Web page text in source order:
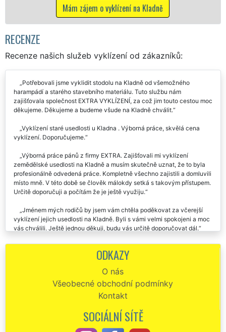
zájem o vyklízení na Kladně
RECENZE
Recenze našich služeb vyklízení od zákazníků:
Potřebovali jsme vyklidit stodolu na Kladně od všemožného
harampádí a starého stavebního materiálu. Tuto službu nám
zajišťovala společnost EXTRA VYKLÍZENÍ, za což jim touto cestou moc
děkujeme. Děkujeme a budeme všude na Kladně chválit.
Vyklízení staré usedlosti u Kladna . Výborná práce, skvělá cena
vyklízení. Doporučujeme.
Výborná práce pánů z firmy EXTRA. Zajišťovali mi vyklízení
zemědělské usedlosti na Kladně a musím skutečně uznat, že to byla
profesionálně odvedená práce. Kompletně všechno zajistili a domluvili
místo mně. V této době se člověk málokdy setká s takovým přístupem.
Určitě doporučuji a počítám že je ještě využiju.
Jménem mých rodičů by jsem vám chtěla poděkovat za včerejší
vyklízení jejich usedlosti na Kladně. Byli s vámi velmi spokojeni a moc
vás chválili. Ještě jednou děkuji, budu vás určitě doporučovat dál.
Jsem velmi rád, že se mi právě tato společnost postarala o
vyklizení naší stodoly na Kladně. Kompletně o všechno se postarali,
tak, jak jsme si na začátku ujednali. Skvělé služby, doporučuji.
O vyklizení harampádí z naší stodoly na Kladně se nám postarala
firma EXTRA VYKLÍZENÍ. Jednoznačně perfektní práce. Nebylo nic, co
ODKAZY
O nás
Všeobecné obchodní podmínky
Kontakt
SOCIÁLNÍ SÍTĚ